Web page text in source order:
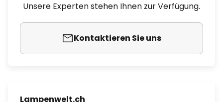
Unsere Experten stehen Ihnen zur Verfügung.
Kontaktieren Sie uns
Lampenwelt.ch